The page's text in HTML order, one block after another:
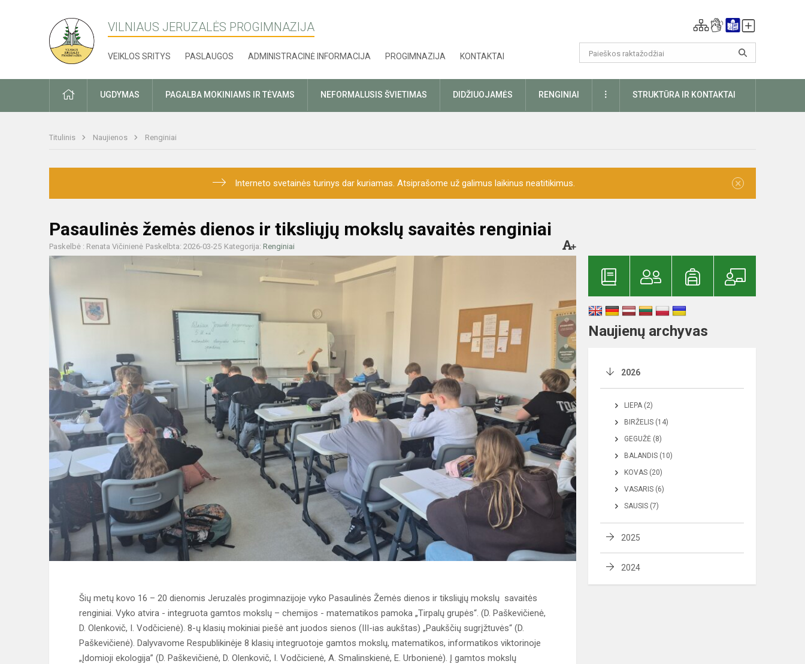
VILNIAUS JERUZALĖS PROGIMNAZIJA
VEIKLOS SRITYS PASLAUGOS ADMINISTRACINĖ INFORMACIJA PROGIMNAZIJA KONTAKTAI
PRADŽIAUGDYMAS PAGALBA MOKINIAMS IR TĖVAMS NEFORMALUSIS ŠVIETIMAS DIDŽIUOJAMĖS RENGINIAI DAUGIAUSTRUKTŪRA IR KONTAKTAI
Titulinis Naujienos Renginiai
Interneto svetainės turinys dar kuriamas. Atsiprašome už galimus laikinus neatitikimus. ×
Pasaulinės žemės dienos ir tiksliųjų mokslų savaitės renginiai
Paskelbė : Renata Vičinienė Paskelbta: 2026-03-25 Kategorija: Renginiai
Šių metų kovo 16 – 20 dienomis Jeruzalės progimnazijoje vyko Pasaulinės Žemės dienos ir tiksliųjų mokslų savaitės
renginiai. Vyko atvira - integruota gamtos mokslų – chemijos - matematikos pamoka „Tirpalų grupės“. (D. Paškevičienė,
D. Olenkovič, I. Vodčicienė). 8-ų klasių mokiniai piešė ant juodos sienos (III-ias aukštas) „Paukščių sugrįžtuvės“ (D.
Paškevičienė). Dalyvavome Respublikinėje 8 klasių integruotoje gamtos mokslų, matematikos, informatikos viktorinoje
„Įdomioji ekologija” (D. Paškevičienė, D. Olenkovič, I. Vodčicienė, A. Smalinskienė, E. Urbonienė). Į gamtos mokslų
Naujienų archyvas
2026
LIEPA (2)
BIRŽELIS (14)
GEGUŽĖ (8)
BALANDIS (10)
KOVAS (20)
VASARIS (6)
SAUSIS (7)
2025
2024